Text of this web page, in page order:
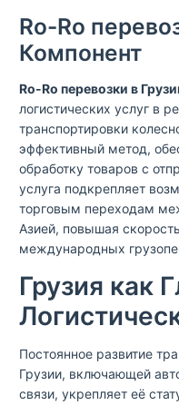
Ro-Ro
Компонент
Ro-Ro перевозки в
логистических услуг в
транспортировки
эффективный метод,
обработку товаров с
услуга подкрепляет
торговым переходам
Азией, повышая
международных
Грузия как
Постоянное развитие
Грузии, включающей
связи, укрепляет её